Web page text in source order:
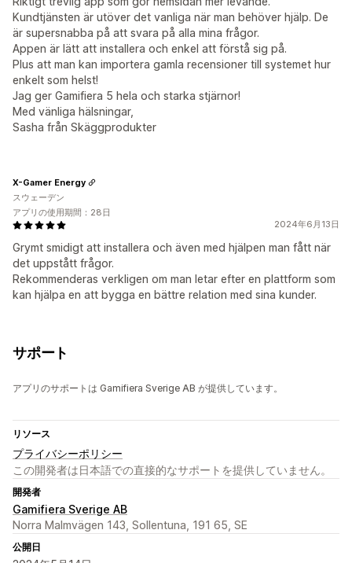
Kundtjänsten är utöver det vanliga när man behöver hjälp. De
är supersnabba på att svara på alla mina frågor.
Appen är lätt att installera och enkel att förstå sig på.
Plus att man kan importera gamla recensioner till systemet hur
enkelt som helst!
Jag ger Gamifiera 5 hela och starka stjärnor!
Med vänliga hälsningar,
Sasha från Skäggprodukter
2024年6月13日
Grymt smidigt att installera och även med hjälpen man fått när
det uppstått frågor.
Rekommenderas verkligen om man letar efter en plattform som
kan hjälpa en att bygga en bättre relation med sina kunder.
X-Gamer Energy
スウェーデン
アプリの使用期間：28日
サポート
アプリのサポートは Gamifiera Sverige AB が提供しています。
リソース
プライバシーポリシー
この開発者は日本語での直接的なサポートを提供していません。
開発者
Gamifiera Sverige AB
Norra Malmvägen 143, Sollentuna, 191 65, SE
公開日